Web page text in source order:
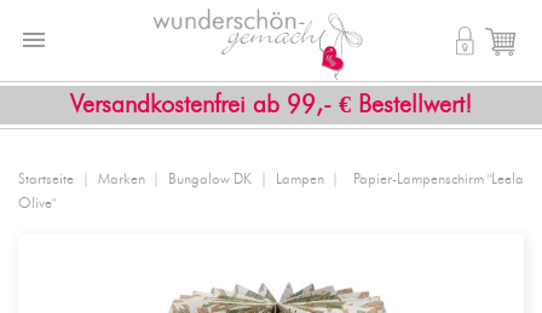
Versandkostenfrei ab 99,- € Bestellwert!
 shopping_cart

Startseite Marken Bungalow DK Lampen
Papier-Lampenschirm "Leela
Olive"